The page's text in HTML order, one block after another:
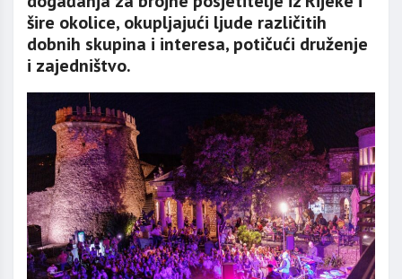
šire okolice, okupljajući ljude različitih
dobnih skupina i interesa, potičući druženje
i zajedništvo.